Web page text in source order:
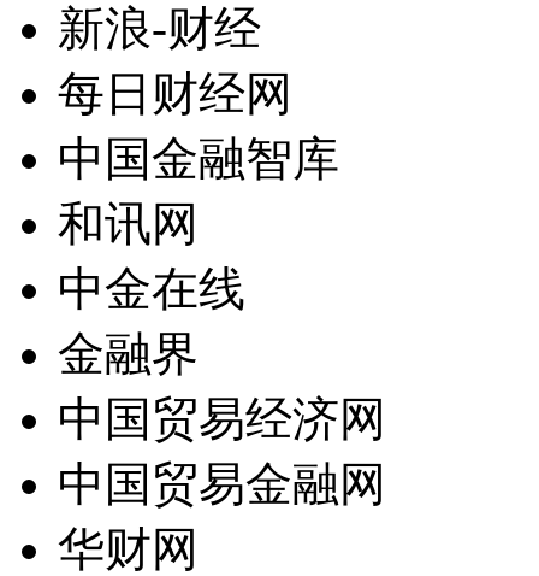
新浪-财经
每日财经网
中国金融智库
和讯网
中金在线
金融界
中国贸易经济网
中国贸易金融网
华财网